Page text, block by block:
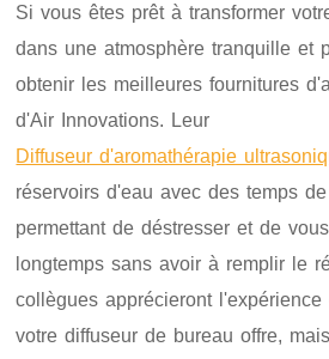
Si vous êtes prêt à transformer
dans une atmosphère tranquille et
obtenir les meilleures fournitures
d'Air Innovations. Leur
Diffuseur d'aromathérapie
réservoirs d'eau avec des temps
permettant de déstresser et de
longtemps sans avoir à remplir le
collègues apprécieront
votre diffuseur de bureau offre,